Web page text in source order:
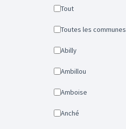
Tout
Toutes les communes
Abilly
Ambillou
Amboise
Anché